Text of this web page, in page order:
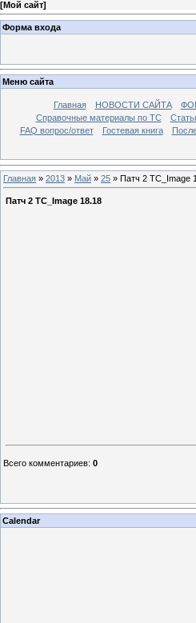
[Мой сайт]
Форма входа
Меню сайта
Главная НОВОСТИ САЙТА
Справочные материалы по TС
FAQ вопрос/ответ
Гостевая книга
Главная » 2013 » Май » 25 » Патч 2 ТС_Image
Патч 2 ТС_Image 18.18
Всего комментариев: 0
Calendar